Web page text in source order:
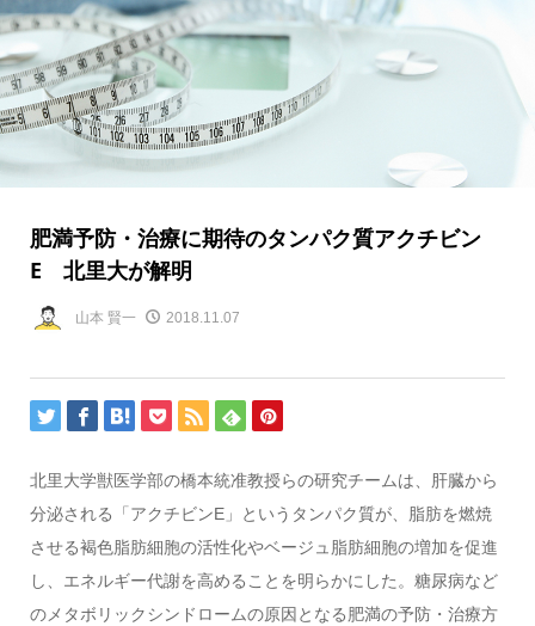
肥満予防・治療に期待のタンパク質アクチビン
E 北里大が解明
山本 賢一 2018.11.07
北里大学獣医学部の橋本統准教授らの研究チームは、肝臓から
分泌される「アクチビンE」というタンパク質が、脂肪を燃焼
させる褐色脂肪細胞の活性化やベージュ脂肪細胞の増加を促進
し、エネルギー代謝を高めることを明らかにした。糖尿病など
のメタボリックシンドロームの原因となる肥満の予防・治療方